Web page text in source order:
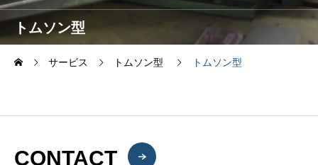
トムソン型
サービス トムソン型 トムソン型
CONTACT